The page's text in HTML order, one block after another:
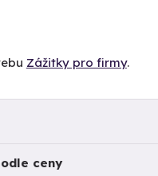
Zážitky pro firmy.
ceny